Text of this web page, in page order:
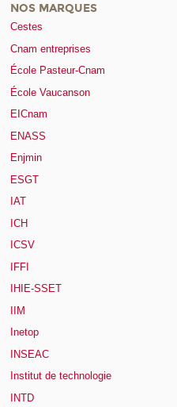
NOS MARQUES
Cestes
Cnam entreprises
École Pasteur-Cnam
École Vaucanson
EICnam
ENASS
Enjmin
ESGT
IAT
ICH
ICSV
IFFI
IHIE-SSET
IIM
Inetop
INSEAC
Institut de technologie
INTD